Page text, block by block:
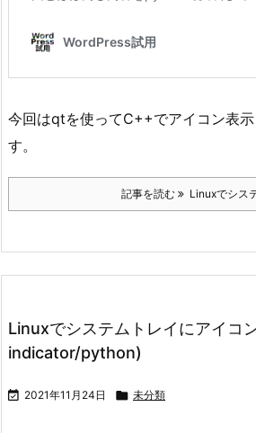
今回はqtを使ってC++でアイコン表示
す。
記事を読む Linuxでシス
Linuxでシステムトレイにアイコ
indicator/python)
 2021年11月24日  未分類